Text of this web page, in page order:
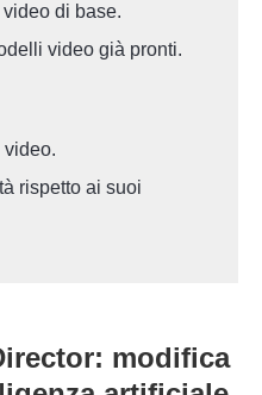
di base.
video già pronti.
video.
rispetto ai suoi
modifica